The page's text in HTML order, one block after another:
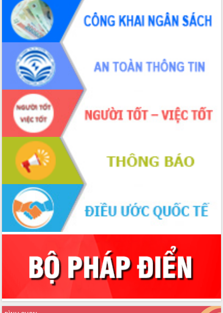
Chương trình “Gặp gỡ hữu nghị –
Friendship Meeting New Year 2026”
Bầu cử Quốc hội và HĐND: Cử tri Đắk
Lắk gửi gắm niềm tin, kỳ vọng vào lá
phiếu
Đắk Lắk sẵn sàng các điều kiện cho
Ngày hội bầu cử đại biểu Quốc hội
khóa XVI và HĐND các cấp nhiệm kỳ
2026-2031
Đảm bảo cuộc bầu cử đại biểu Quốc
hội và đại biểu HĐND các cấp diễn ra
an toàn, hiệu quả, đúng quy định
Thủ tướng Chính phủ Phạm Minh Chính
kiểm tra, chỉ đạo hoàn thành các dự
án cao tốc và thăm khu tái định cư tại
Đắk Lắk
Sôi nổi Hội đua ngựa truyền thống Gò
Thì Thùng mừng Xuân Bính Ngọ 2026
Lãnh đạo tỉnh dâng hương tưởng niệm
tại Đập Đồng Cam đầu Xuân Bính Ngọ
Ngành nông nghiệp phấn đấu tăng
trưởng đạt 5,86% trong năm 2026
UBND tỉnh Đắk Lắk triển khai công tác
quốc phòng, quân sự địa phương năm
Đắk Lắk tập trung toàn lực khắc phục
tồn tại IUU, sẵn sàng làm việc với
Đoàn thanh tra EC
Chủ tịch UBND tỉnh Tạ Anh Tuấn thăm,